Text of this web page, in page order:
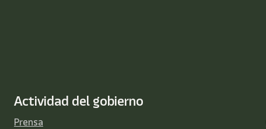
Actividad del gobierno
Prensa